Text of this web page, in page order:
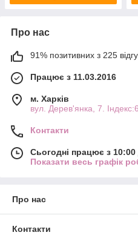
Про нас
91% позитивних з 225
Працює з 11.03.2016
м. Харків
вул. Дерев'янка, 7.
Контакти
Сьогодні працює з
Показати весь графік
Про нас
Контакти